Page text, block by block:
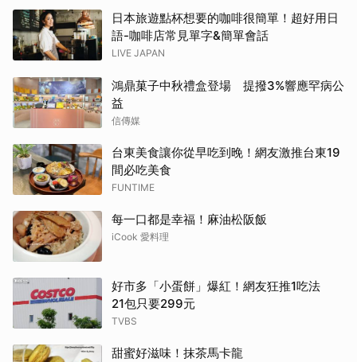
日本旅遊點杯想要的咖啡很簡單！超好用日
語-咖啡店常見單字&簡單會話
LIVE JAPAN
鴻鼎菓子中秋禮盒登場 提撥3%響應罕病公
益
信傳媒
台東美食讓你從早吃到晚！網友激推台東19
間必吃美食
FUNTIME
每一口都是幸福！麻油松阪飯
iCook 愛料理
好市多「小蛋餅」爆紅！網友狂推1吃法
21包只要299元
TVBS
甜蜜好滋味！抹茶馬卡龍